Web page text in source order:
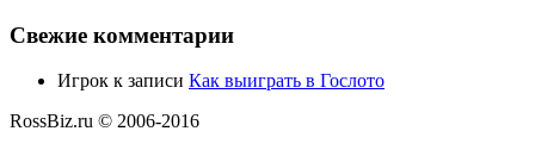
Свежие комментарии
Игрок к записи Как выиграть в Гослото
RossBiz.ru © 2006-2016